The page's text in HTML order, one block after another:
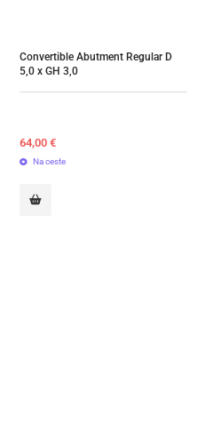
Convertible Abutment Regular D
5,0 x GH 3,0
64,00 €
Na ceste